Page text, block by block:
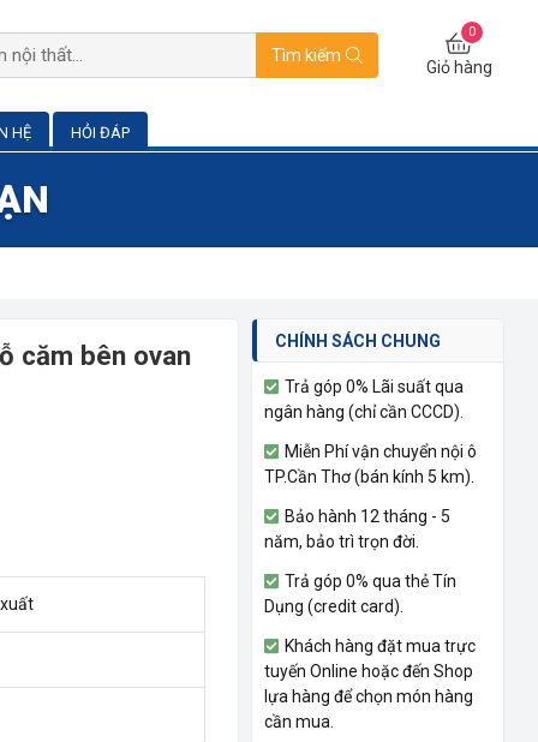
Tìm kiếm
0
Giỏ hàng
HỆ HỎI ĐÁP
căm bên ovan
CHÍNH SÁCH CHUNG
Trả góp 0% Lãi suất qua
ngân hàng (chỉ cần CCCD).
Miễn Phí vận chuyển nội ô
TP.Cần Thơ (bán kính 5 km).
Bảo hành 12 tháng - 5
năm, bảo trì trọn đời.
Trả góp 0% qua thẻ Tín
Dụng (credit card).
Khách hàng đặt mua trực
tuyến Online hoặc đến Shop
lựa hàng để chọn món hàng
cần mua.